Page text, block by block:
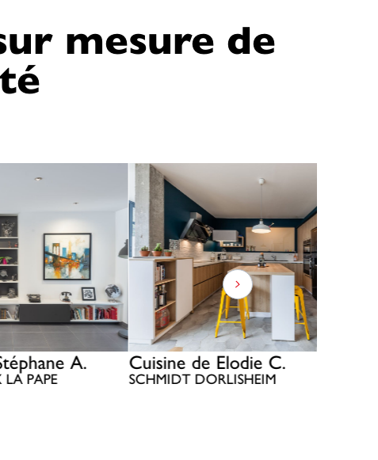
mesure de
A.
PAPE
Cuisine de Elodie C.
SCHMIDT DORLISHEIM